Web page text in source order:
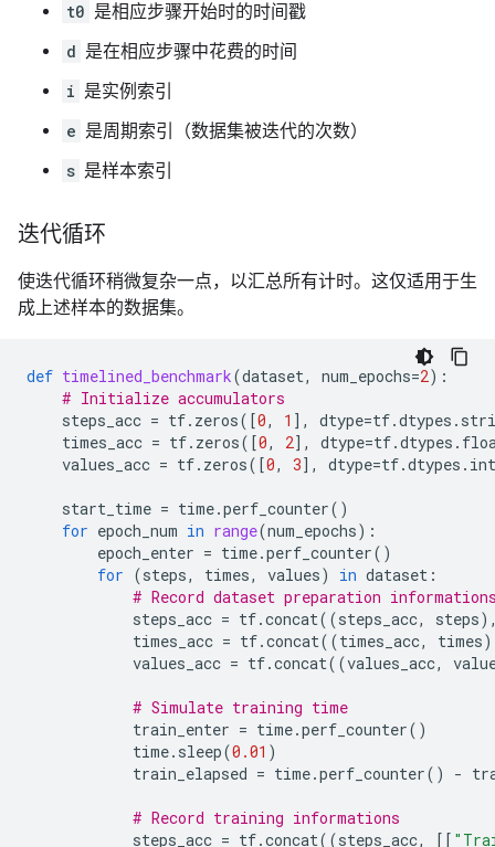
t0 是相应步骤开始时的时间戳
d 是在相应步骤中花费的时间
i 是实例索引
e 是周期索引（数据集被迭代的次数）
s 是样本索引
迭代循环
使迭代循环稍微复杂一点，以汇总所有计时。这仅适用于生
成上述样本的数据集。
def timelined_benchmark(dataset, num_epochs=2):
# Initialize accumulators
steps_acc = tf. zeros([0, 1 ], dtype=tf.dtypes .
times_acc = tf. zeros([0, 2], dtype=tf.dtypes .
values_acc = tf. zeros([0, 3], dtype=tf.dtypes .
start_time = time.perf_counter()
for epoch_num in range(num_epochs):
epoch_enter = time.perf_counter()
for (steps, times, values) in dataset :
# Record dataset preparation
steps_acc = tf.concat((steps_acc, steps
times_acc = tf.concat((times_acc, times
values_acc = tf.concat((values_acc,
# Simulate training time
train_enter = time.perf_counter()
time. sleep(0.01 )
train_elapsed = time.perf_counter() -
# Record training informations
steps_acc = tf.concat((steps_acc, [[